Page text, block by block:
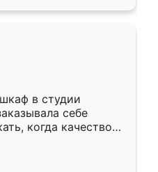
в студии
себе
когда качеством
кухня уже почти